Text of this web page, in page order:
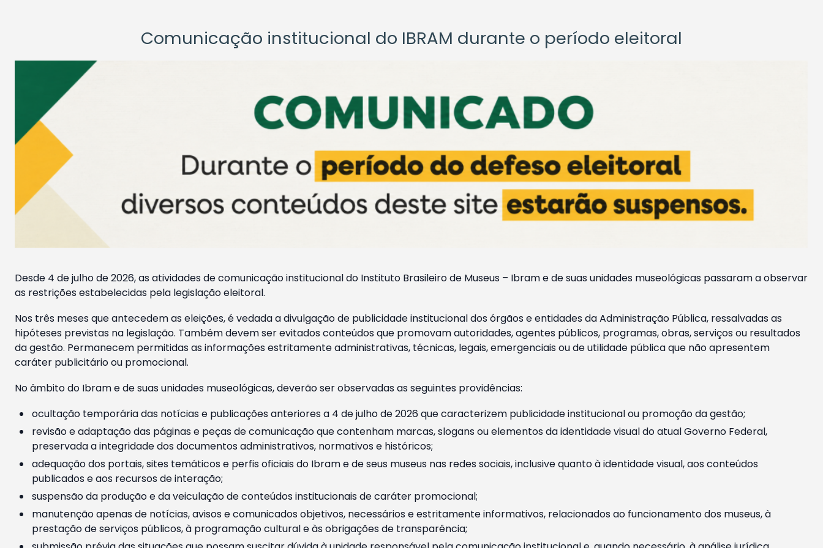
Comunicação institucional do IBRAM durante o período eleitoral
Desde 4 de julho de 2026, as atividades de comunicação institucional do Instituto Brasileiro de Museus – Ibram e de suas unidades museológicas passaram a observar
as restrições estabelecidas pela legislação eleitoral.
Nos três meses que antecedem as eleições, é vedada a divulgação de publicidade institucional dos órgãos e entidades da Administração Pública, ressalvadas as
hipóteses previstas na legislação. Também devem ser evitados conteúdos que promovam autoridades, agentes públicos, programas, obras, serviços ou resultados
da gestão. Permanecem permitidas as informações estritamente administrativas, técnicas, legais, emergenciais ou de utilidade pública que não apresentem
caráter publicitário ou promocional.
No âmbito do Ibram e de suas unidades museológicas, deverão ser observadas as seguintes providências:
ocultação temporária das notícias e publicações anteriores a 4 de julho de 2026 que caracterizem publicidade institucional ou promoção da gestão;
revisão e adaptação das páginas e peças de comunicação que contenham marcas, slogans ou elementos da identidade visual do atual Governo Federal,
preservada a integridade dos documentos administrativos, normativos e históricos;
adequação dos portais, sites temáticos e perfis oficiais do Ibram e de seus museus nas redes sociais, inclusive quanto à identidade visual, aos conteúdos
publicados e aos recursos de interação;
suspensão da produção e da veiculação de conteúdos institucionais de caráter promocional;
manutenção apenas de notícias, avisos e comunicados objetivos, necessários e estritamente informativos, relacionados ao funcionamento dos museus, à
prestação de serviços públicos, à programação cultural e às obrigações de transparência;